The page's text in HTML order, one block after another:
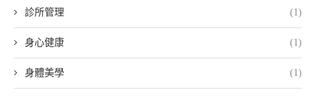
診所管理 (1)
身心健康 (1)
身體美學 (1)